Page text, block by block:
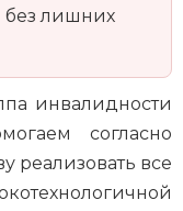
без лишних
инвалидности
согласно
реализовать все